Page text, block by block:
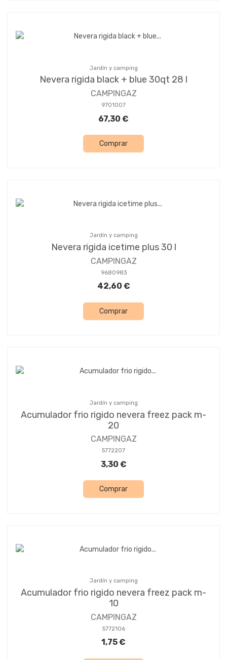
Jardín y camping
Nevera rigida black + blue 30qt 28 l
CAMPINGAZ
9701007
67,30 €
Comprar
Jardín y camping
Nevera rigida icetime plus 30 l
CAMPINGAZ
9680983
42,60 €
Comprar
Jardín y camping
Acumulador frio rigido nevera freez pack m-
20
CAMPINGAZ
5772207
3,30 €
Comprar
Jardín y camping
Acumulador frio rigido nevera freez pack m-
10
CAMPINGAZ
5772106
1,75 €